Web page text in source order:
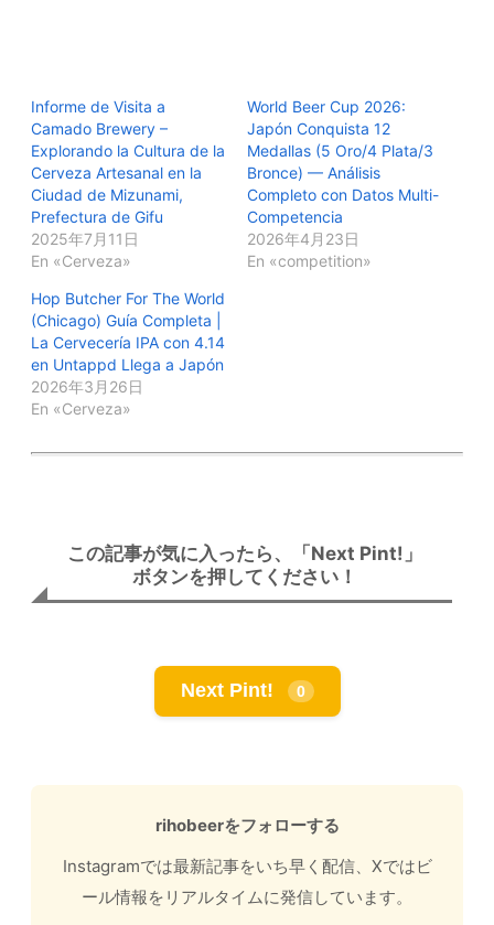
Informe de Visita a
Camado Brewery –
Explorando la Cultura de la
Cerveza Artesanal en la
Ciudad de Mizunami,
Prefectura de Gifu
2025年7月11日
En «Cerveza»
World Beer Cup 2026:
Japón Conquista 12
Medallas (5 Oro/4 Plata/3
Bronce) — Análisis
Completo con Datos Multi-
Competencia
2026年4月23日
En «competition»
Hop Butcher For The World
(Chicago) Guía Completa |
La Cervecería IPA con 4.14
en Untappd Llega a Japón
2026年3月26日
En «Cerveza»
この記事が気に入ったら、「Next Pint!」
ボタンを押してください！
Next Pint! 0
rihobeerをフォローする
Instagramでは最新記事をいち早く配信、Xではビ
ール情報をリアルタイムに発信しています。